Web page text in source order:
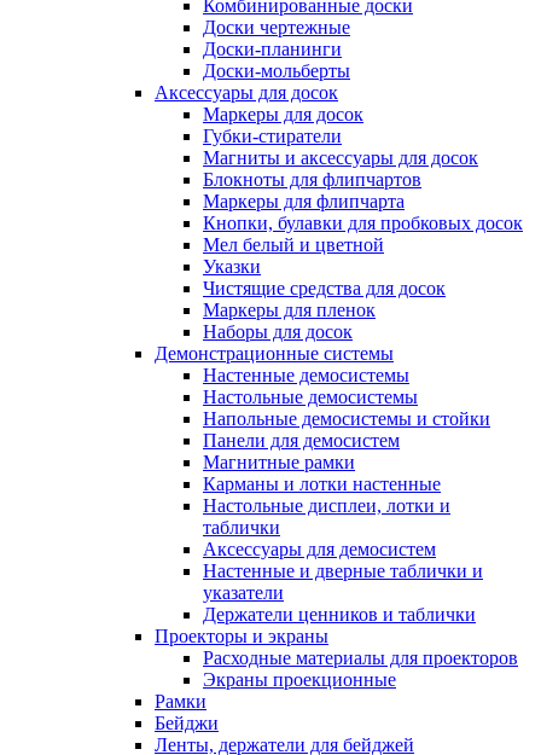
Комбинированные доски
Доски чертежные
Доски-планинги
Доски-мольберты
Аксессуары для досок
Маркеры для досок
Губки-стиратели
Магниты и аксессуары для досок
Блокноты для флипчартов
Маркеры для флипчарта
Кнопки, булавки для пробковых досок
Мел белый и цветной
Указки
Чистящие средства для досок
Маркеры для пленок
Наборы для досок
Демонстрационные системы
Настенные демосистемы
Настольные демосистемы
Напольные демосистемы и стойки
Панели для демосистем
Магнитные рамки
Карманы и лотки настенные
Настольные дисплеи, лотки и
таблички
Аксессуары для демосистем
Настенные и дверные таблички и
указатели
Держатели ценников и таблички
Проекторы и экраны
Расходные материалы для проекторов
Экраны проекционные
Рамки
Бейджи
Ленты, держатели для бейджей